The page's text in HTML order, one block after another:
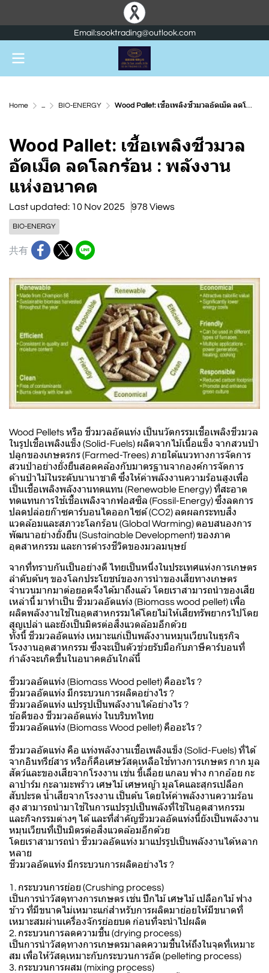
Email:sooktrading@outlook.com
Home ... BIO-ENERGY Wood Pallet: เชื้อเพลิงชีวมวลอัดเม็ด ลดโลกร้อน : พลังงานแห่งอนาคต
Wood Pallet: เชื้อเพลิงชีวมวล
อัดเม็ด ลดโลกร้อน : พลังงาน
แห่งอนาคต
Last updated: 10 Nov 2025 978 Views
BIO-ENERGY
共有
Wood Pellets หรือ ชีวมวลอัดแท่ง เป็นนวัตกรรมเชื้อเพลิงชีวมวล
ในรูปเชื้อเพลิงแข็ง (Solid-Fuels) ผลิตจากไม้เนื้อแข็ง จากสวนป่า
ปลูกของเกษตรกร (Farmed-Trees) ภายใต้แนวทางการจัดการ
สวนป่าอย่างยั่งยืนสอดคล้องกับมาตรฐานจากองค์การจัดการ
ด้านป่าไม้ในระดับนานาชาติ ซึ่งให้ค่าพลังงานความร้อนสูงเพื่อ
เป็นเชื้อเพลิงพลังงานทดแทน (Renewable Energy) ที่สะอาด
ทดแทนการใช้เชื้อเพลิงจากฟอสซิล (Fossil-Energy) ซึ่งลดการ
ปลดปล่อยก๊าซคาร์บอนไดออกไซด์ (CO2) ลดผลกระทบสิ่ง
แวดล้อมและสภาวะโลกร้อน (Global Warming) ตอบสนองการ
พัฒนาอย่างยั่งยืน (Sustainable Development) ของภาค
อุตสาหกรรม และการดำรงชีวิตของมวลมนุษย์
จากที่ทราบกันเป็นอย่างดี ไทยเป็นหนึ่งในประเทศแห่งการเกษตร
ลำดับต้นๆ ของโลกประโยชน์ของการนำของเสียทางเกษตร
จำนวนมากมาต่อยอดจึงได้มาถึงแล้ว โดยเราสามารถนำของเสีย
เหล่านี้ มาทำเป็น ชีวมวลอัดแท่ง (Biomass wood pellet) เพื่อ
ผลิตพลังงานใช้ในอุตสาหกรรมได้โดยไม่ให้เสียทรัพยากรไปโดย
สูญเปล่า และยังเป็นมิตรต่อสิ่งแวดล้อมอีกด้วย
ทั้งนี้ ชีวมวลอัดแท่ง เหมาะแก่เป็นพลังงานหมุนเวียนในธุรกิจ
โรงงานอุตสาหกรรม ซึ่งจะเป็นตัวช่วยรับมือกับภาษีคาร์บอนที่
กำลังจะเกิดขึ้นในอนาคตอันใกล้นี้
ชีวมวลอัดแท่ง (Biomass Wood pellet) คืออะไร ?
ชีวมวลอัดแท่ง มีกระบวนการผลิตอย่างไร ?
ชีวมวลอัดแท่ง แปรรูปเป็นพลังงานได้อย่างไร ?
ข้อดีของ ชีวมวลอัดแท่ง ในบริบทไทย
ชีวมวลอัดแท่ง (Biomass Wood pellet) คืออะไร ?
ชีวมวลอัดแท่ง คือ แท่งพลังงานเชื้อเพลิงแข็ง (Solid-Fuels) ที่ได้
จากอินทรีย์สาร หรือก็คือเศษวัสดุเหลือใช้ทางการเกษตร กาก มูล
สัตว์และของเสียจากโรงงาน เช่น ขี้เลื่อย แกลบ ฟาง กากอ้อย กะ
ลาปาร์ม กะลามะพร้าว เศษไม้ เศษหญ้า มูลโคและสุกรเปลือก
สับปะรด น้ำเสียจากโรงงาน เป็นต้น โดยให้ค่าพลังงานความร้อน
สูง สามารถนำมาใช้ในการแปรรูปเป็นพลังที่ใช้ในอุตสาหกรรม
และกิจกรรมต่างๆ ได้ และที่สำคัญชีวมวลอัดแท่งนี้ยังเป็นพลังงาน
หมุนเวียนที่เป็นมิตรต่อสิ่งแวดล้อมอีกด้วย
โดยเราสามารถนำ ชีวมวลอัดแท่ง มาแปรรูปเป็นพลังงานได้หลาก
หลาย
ชีวมวลอัดแท่ง มีกระบวนการผลิตอย่างไร ?
1. กระบวนการย่อย (Crushing process)
เป็นการนำวัสดุทางการเกษตร เช่น ปีกไม้ เศษไม้ เปลือกไม้ ฟาง
ข้าว ที่มีขนาดไม่เหมาะแก่สำหรับการผลิตมาย่อยให้มีขนาดที่
เหมาะสมผ่านเครื่องจักรย่อยบด ก่อนที่จะนำไปผลิต
2. กระบวนการลดความชื้น (drying process)
เป็นการนำวัสดุทางการเกษตรมาลดความชื้นให้ถึงในจุดที่เหมาะ
สม เพื่อให้วัสดุเหมาะกับกระบวนการอัด (pelleting process)
3. กระบวนการผสม (mixing process)